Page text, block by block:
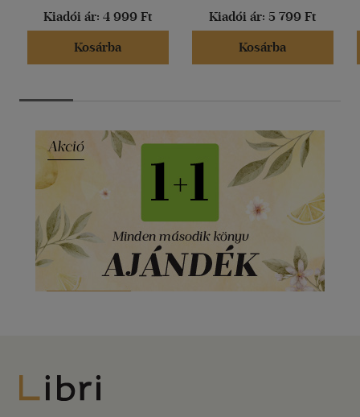
Kiadói ár: 4 999 Ft
Kosárba
Kiadói ár: 5 799 Ft
Kosárba
Libri